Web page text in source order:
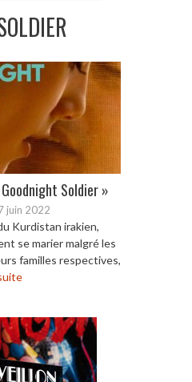
Soldier »
juin 2022
Kurdistan irakien,
se marier malgré les
familles respectives,